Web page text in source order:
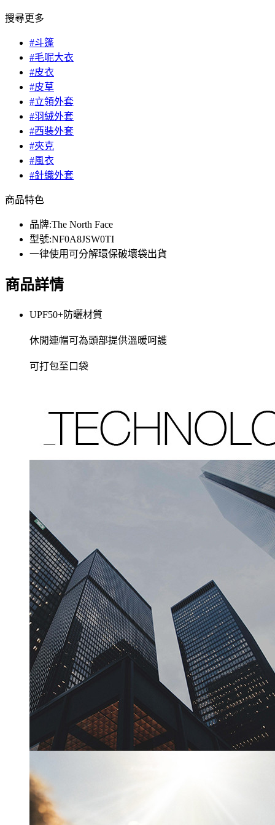
搜尋更多
#斗篷
#毛呢大衣
#皮衣
#皮草
#立領外套
#羽絨外套
#西裝外套
#夾克
#風衣
#針織外套
商品特色
品牌:The North Face
型號:NF0A8JSW0TI
一律使用可分解環保破壞袋出貨
商品詳情
UPF50+防曬材質
休閒連帽可為頭部提供溫暖呵護
可打包至口袋